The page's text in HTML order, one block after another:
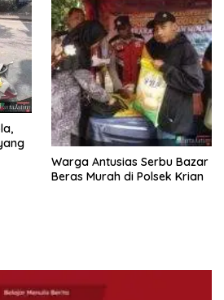
Warga Antusias Serbu Bazar
Beras Murah di Polsek Krian